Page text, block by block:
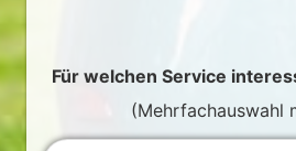
Für welchen Service
(Mehrfachauswahl